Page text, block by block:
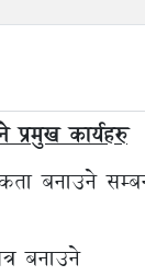
प्रमुख कार्यहरु
बनाउने
बनाउने